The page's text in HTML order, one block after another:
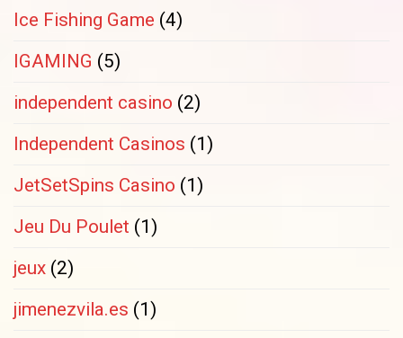
Ice Fishing Game (4)
IGAMING (5)
independent casino (2)
Independent Casinos (1)
JetSetSpins Casino (1)
Jeu Du Poulet (1)
jeux (2)
jimenezvila.es (1)